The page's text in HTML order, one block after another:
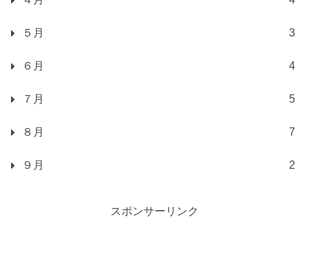
５月 3
６月 4
７月 5
８月 7
９月 2
スポンサーリンク